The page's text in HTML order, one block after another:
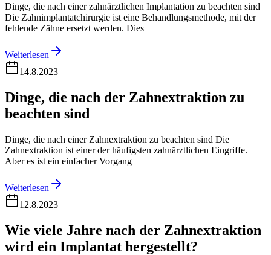
Dinge, die nach einer zahnärztlichen Implantation zu beachten sind
Die Zahnimplantatchirurgie ist eine Behandlungsmethode, mit der
fehlende Zähne ersetzt werden. Dies
Weiterlesen
14.8.2023
Dinge, die nach der Zahnextraktion zu
beachten sind
Dinge, die nach einer Zahnextraktion zu beachten sind Die
Zahnextraktion ist einer der häufigsten zahnärztlichen Eingriffe.
Aber es ist ein einfacher Vorgang
Weiterlesen
12.8.2023
Wie viele Jahre nach der Zahnextraktion
wird ein Implantat hergestellt?